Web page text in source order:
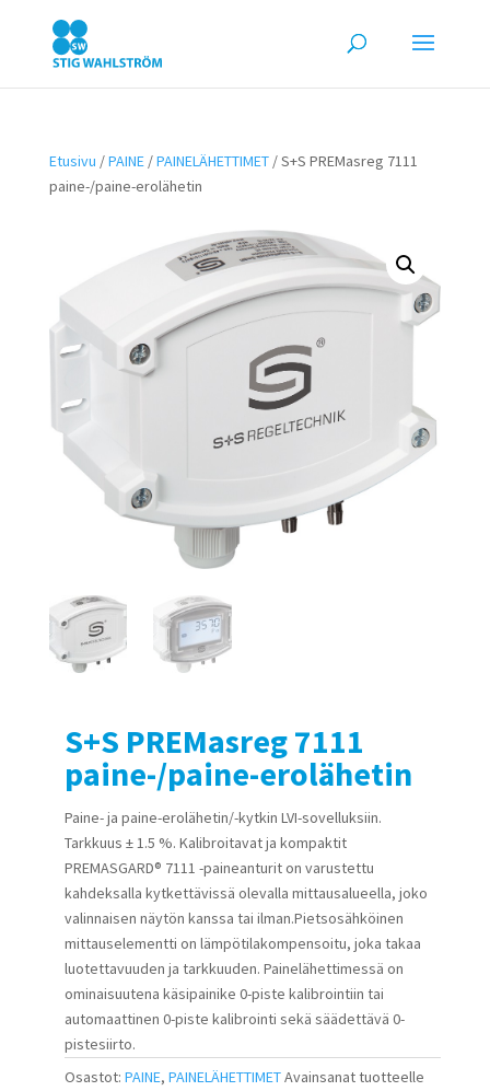
Etusivu /PAINE/PAINELÄHETTIMET/ S+S PREMasreg 7111
paine-/paine-erolähetin
S+S PREMasreg 7111
paine-/paine-erolähetin
Paine- ja paine-erolähetin/-kytkin LVI-sovelluksiin.
Tarkkuus ± 1.5 %. Kalibroitavat ja kompaktit
PREMASGARD® 7111 -paineanturit on varustettu
kahdeksalla kytkettävissä olevalla mittausalueella, joko
valinnaisen näytön kanssa tai ilman.Pietsosähköinen
mittauselementti on lämpötilakompensoitu, joka takaa
luotettavuuden ja tarkkuuden. Painelähettimessä on
ominaisuutena käsipainike 0-piste kalibrointiin tai
automaattinen 0-piste kalibrointi sekä säädettävä 0-
pistesiirto.
Osastot: PAINE, PAINELÄHETTIMETAvainsanat tuotteelle